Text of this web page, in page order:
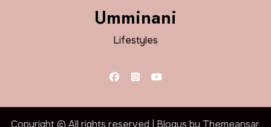
Umminani
Lifestyles